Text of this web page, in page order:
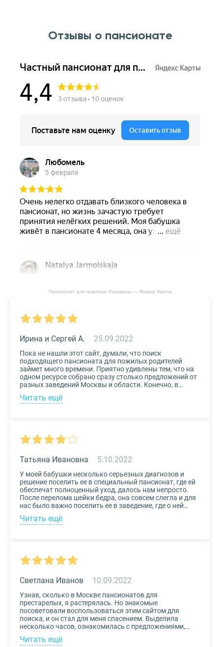
Отзывы о пансионате
Пансионат для пожилых Луховицы — Яндекс Карты
25.09.2022
Ирина и Сергей А.
Пока не нашли этот сайт, думали, что поиск
подходящего пансионата для пожилых родителей
займет много времени. Приятно удивлены тем, что на
одном ресурсе собрано сразу столько предложений от
разных заведений Москвы и области. Конечно, в
приоритете был выбор по месту расположения –
хотелось бы, чтоб пансионат находился недалеко от
подробная, что определиться на наиболее подходящем
сервис!
Читать ещё
5.10.2022
Татьяна Ивановна
У моей бабушки несколько серьезных диагнозов и
решение поселить ее в специальный пансионат, где ей
обеспечат полноценный уход, далось нам непросто.
После перелома шейки бедра, она совсем слегла и для
нас было важно поселить ее в заведение, где о ней
будут заботиться круглосуточно. Остановили выбор
на реабилитационном центре Медвежьи Озера
Читать ещё
10.09.2022
Светлана Иванов
Узнав, сколько в Москве пансионатов для
престарелых, я растерялась. Но знакомые
посоветовали воспользоваться этим сайтом для
поиска, и он стал для меня спасением. Выделила
несколько часов, ознакомилась с предложениями,
доступными мне по цене и месту расположения и
выбрала два варианта. Связалась с администрацией
Читать ещё